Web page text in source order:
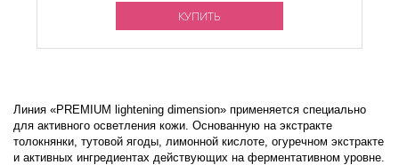
КУПИТЬ
Линия «PREMIUM lightening dimension» применяется специально
для активного осветления кожи. Основанную на экстракте
толокнянки, тутовой ягоды, лимонной кислоте, огуречном экстракте
и активных ингредиентах действующих на ферментативном уровне.